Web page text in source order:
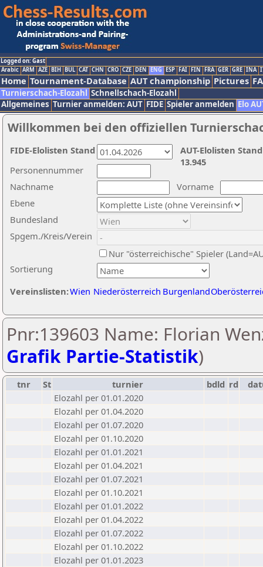
Logged on: Gast
Arabic ARM AZE BIH BUL CAT CHN CRO CZE DEN ENG ESP FAI FIN FRA GER GRE INA
Home Tournament-Database AUT championship Pictures
Turnierschach-Elozahl Schnellschach-Elozahl
Allgemeines Turnier anmelden: AUT FIDE Spieler anmelden Elo
Willkommen bei den offiziellen
Nachname
Vorname
Ebene
Sortierung
Personennummer
Bundesland
Spgem./Kreis/Verein
Nur "österreichische" Spieler
Vereinslisten:Wien Niederösterreich Burgenland
AUT-Elolisten
13.945
FIDE-Elolisten Stand
Pnr:139603 Name: Florian
Grafik Partie-Statistik)
tnr St turnier bdld rd
Elozahl per 01.01.2020
Elozahl per 01.04.2020
Elozahl per 01.07.2020
Elozahl per 01.10.2020
Elozahl per 01.01.2021
Elozahl per 01.04.2021
Elozahl per 01.07.2021
Elozahl per 01.10.2021
Elozahl per 01.01.2022
Elozahl per 01.04.2022
Elozahl per 01.07.2022
Elozahl per 01.10.2022
Elozahl per 01.01.2023